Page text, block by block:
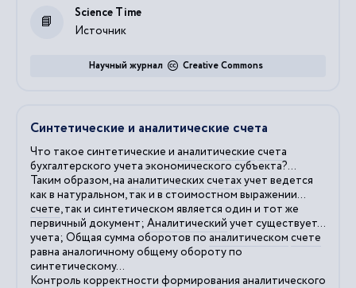
Источник
Science Time
Creative Commons
Научный журнал
Синтетические и аналитические счета
Что такое синтетические и аналитические счета
бухгалтерского учета экономического субъекта?...
Таким образом, на аналитическихсчетахучет ведется
как в натуральном, так и в стоимостном выражении...
счете, так и синтетическом является один и тот же
первичный документ; Аналитический учет существует...
учета; Общая сумма оборотов поаналитическом счете
равна аналогичному общему обороту по
синтетическому...
Контроль корректности формирования аналитического